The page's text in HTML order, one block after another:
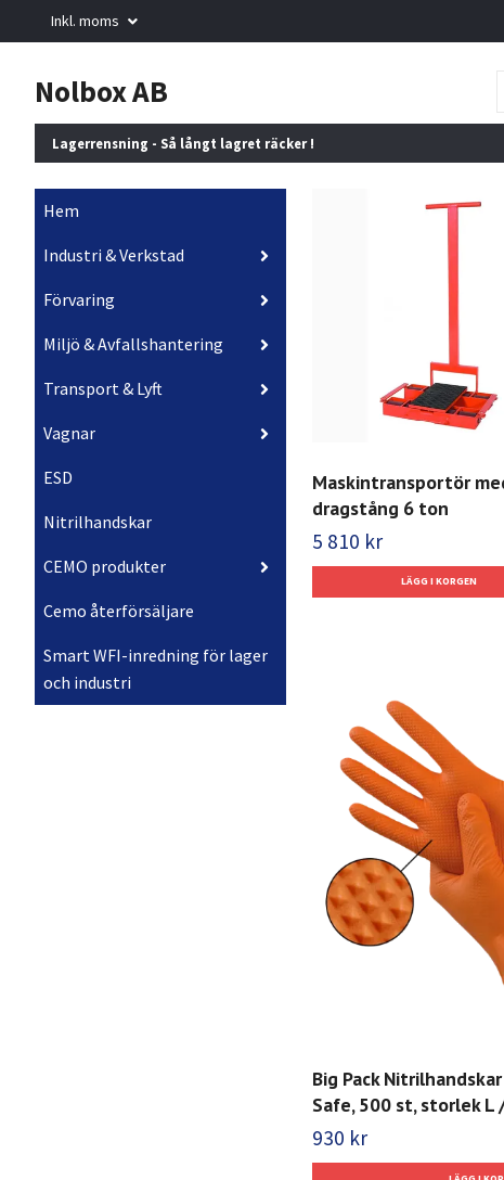
Inkl. moms
Nolbox AB
Lagerrensning - Så långt lagret räcker !
Hem
Industri & Verkstad
Förvaring
Miljö & Avfallshantering
Transport & Lyft
Vagnar
ESD
Nitrilhandskar
CEMO produkter
Cemo återförsäljare
Smart WFI-inredning för lager
och industri
Maskintransportör
dragstång 6 ton
5 810 kr
Big Pack
Safe, 500 st, storlek L
930 kr